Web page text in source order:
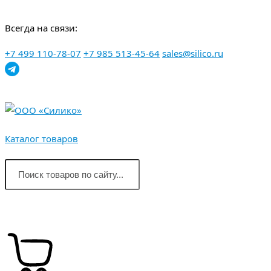
к
Всегда на связи:
+7 499 110-78-07 +7 985 513-45-64 sales@silico.ru
Каталог товаров